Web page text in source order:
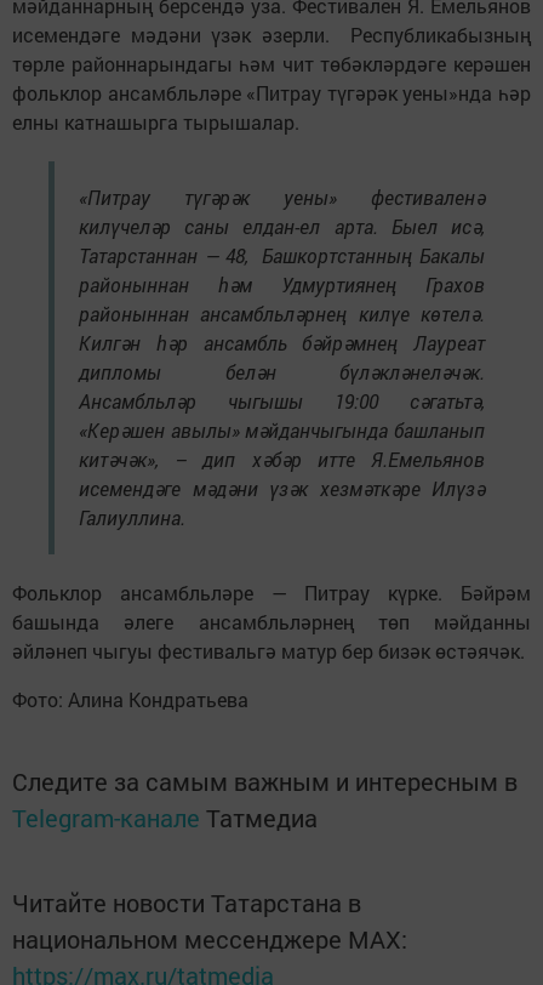
исемендәге мәдәни үзәк әзерли. Республикабызның
төрле районнарындагы һәм чит төбәкләрдәге керәшен
фольклор ансамбльләре «Питрау түгәрәк уены»нда һәр
елны катнашырга тырышалар.
«Питрау түгәрәк уены» фестиваленә
килүчеләр саны елдан-ел арта. Быел исә,
Татарстаннан — 48, Башкортстанның Бакалы
районыннан һәм Удмуртиянең Грахов
районыннан ансамбльләрнең килүе көтелә.
Килгән һәр ансамбль бәйрәмнең Лауреат
дипломы белән бүләкләнеләчәк.
Ансамбльләр чыгышы 19:00 сәгатьтә,
«Керәшен авылы» мәйданчыгында башланып
китәчәк», – дип хәбәр итте Я.Емельянов
исемендәге мәдәни үзәк хезмәткәре Илүзә
Галиуллина.
Фольклор ансамбльләре — Питрау күрке. Бәйрәм
башында әлеге ансамбльләрнең төп мәйданны
әйләнеп чыгуы фестивальгә матур бер бизәк өстәячәк.
Фото: Алина Кондратьева
Следите за самым важным и интересным в
Telegram-канале Татмедиа
Читайте новости Татарстана в
национальном мессенджере MАХ:
https://max.ru/tatmedia